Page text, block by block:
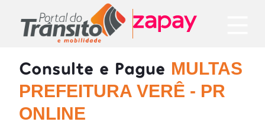
Consulte e Pague MULTAS
PREFEITURA VERÊ - PR
ONLINE